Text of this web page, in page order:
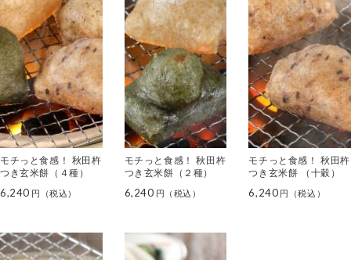
モチっと食感！ 秋田杵
つき玄米餅（４種）
6,240
モチっと食感！ 秋田杵
つき玄米餅（２種）
6,240
モチっと食感！ 秋田杵
つき玄米餅 （十穀）
6,240